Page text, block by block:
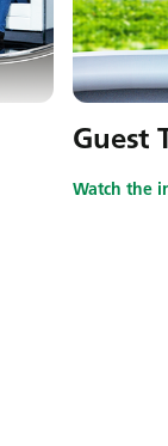
Guest
Watch the